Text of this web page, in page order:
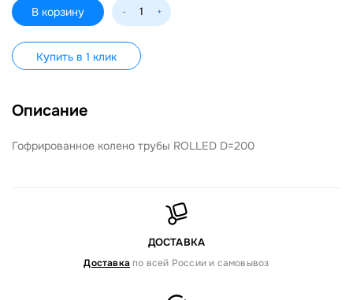
В корзину - +
Купить в 1 клик
Описание
Гофрированное колено трубы ROLLED D=200
ДОСТАВКА
Доставка по всей России и самовывоз